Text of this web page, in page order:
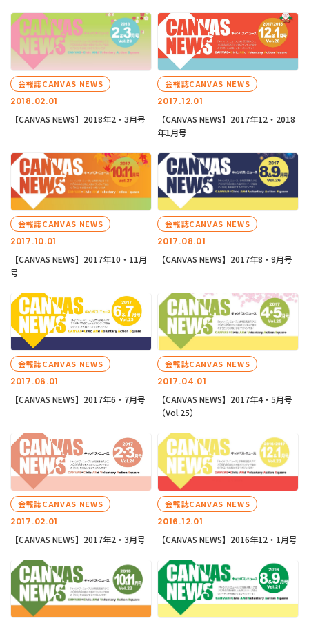
2018.02.01
会報誌CANVAS NEWS
【CANVAS NEWS】2018年2・3月号
2017.12.01
会報誌CANVAS NEWS
【CANVAS NEWS】2017年12・2018
年1月号
2017.10.01
会報誌CANVAS NEWS
【CANVAS NEWS】2017年10・11月
号
2017.08.01
会報誌CANVAS NEWS
【CANVAS NEWS】2017年8・9月号
2017.06.01
会報誌CANVAS NEWS
【CANVAS NEWS】2017年6・7月号
2017.04.01
会報誌CANVAS NEWS
【CANVAS NEWS】2017年4・5月号
（Vol.25）
2017.02.01
会報誌CANVAS NEWS
【CANVAS NEWS】2017年2・3月号
2016.12.01
会報誌CANVAS NEWS
【CANVAS NEWS】2016年12・1月号